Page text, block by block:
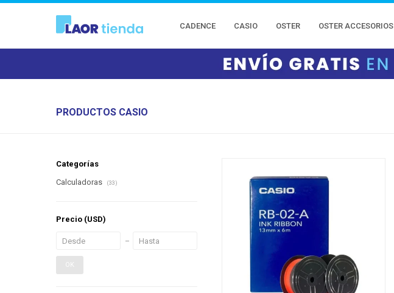
CADENCE CASIO OSTER OSTER ACCESORIOS
PRODUCTOS CASIO
Categorías
Calculadoras
(33)
Precio (USD)
OK